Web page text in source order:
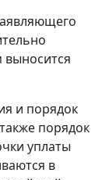
выносится
и порядок
порядок
уплаты
в